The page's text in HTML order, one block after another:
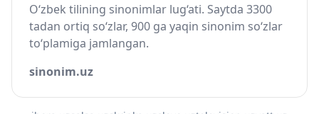
O‘zbek tilining sinonimlar lug‘ati. Saytda 3300
tadan ortiq so‘zlar, 900 ga yaqin sinonim so‘zlar
to‘plamiga jamlangan.
sinonim.uz